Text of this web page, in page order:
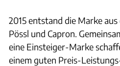
2015 entstand die Marke
Pössl und Capron.
eine Einsteiger-Marke
einem guten Preis-